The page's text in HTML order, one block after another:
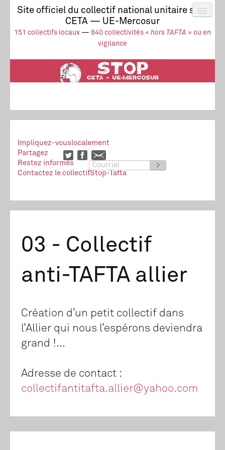
Site officiel du collectif national unitaire stop
CETA — UE-Mercosur
151 collectifs locaux — 840 collectivités « hors TAFTA » ou en
vigilance
Actus
UE-Mercosur
Stop à l’impunité !
TAFTA
CETA
Collectif
Impliquez-vouslocalement
Partagez
Restez informés
>
Contactez le collectifStop-Tafta
03 - Collectif
anti-TAFTA allier
Création d’un petit collectif dans
l’Allier qui nous l’espérons deviendra
grand !...
Adresse de contact :
collectifantitafta.allier@yahoo.com